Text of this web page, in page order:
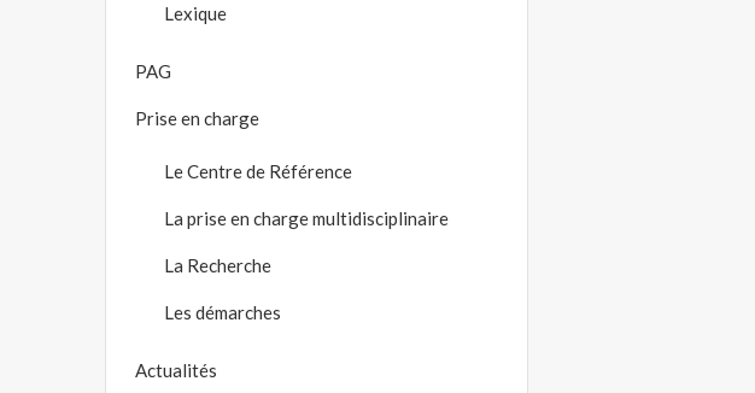
Lexique
PAG
Prise en charge
Le Centre de Référence
La prise en charge multidisciplinaire
La Recherche
Les démarches
Actualités